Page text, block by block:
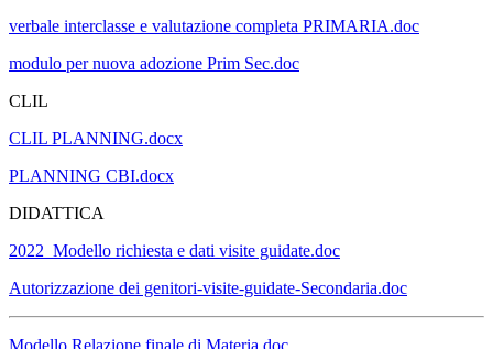
verbale interclasse e valutazione completa PRIMARIA.doc
modulo per nuova adozione Prim Sec.doc
CLIL
CLIL PLANNING.docx
PLANNING CBI.docx
DIDATTICA
2022_Modello richiesta e dati visite guidate.doc
Autorizzazione dei genitori-visite-guidate-Secondaria.doc